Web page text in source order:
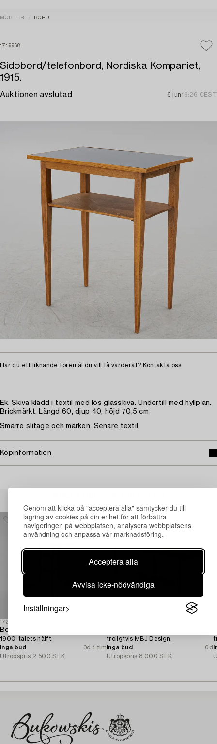
Genom att klicka på "acceptera alla" samtycker du till
lagring av cookies på din enhet för att förbättra
navigeringen på webbplatsen, analysera webbplatsens
användning och anpassa vår marknadsföring.
Acceptera alla
Avvisa icke-nödvändiga
Inställningar
MÖBLER BORD
1719968
Sidobord/telefonbord, Nordiska Kompaniet,
1915.
Auktionen avslutad 6 jun16:26 CEST
Har du ett liknande föremål du vill få värderat? Kontakta oss
Ek. Skiva klädd i textil med lös glasskiva. Undertill med hyllplan.
Brickmärkt. Längd 60, djup 40, höjd 70,5 cm
Smärre slitage och märken. Senare textil.
Köpinformation
1724553
Bord,
1900-talets hälft.
Inga bud
3d 1 tim
Utropspris 2 500 SEK
troligtvis MBJ Design.
Inga bud
6d
Utropspris 8 000 SEK